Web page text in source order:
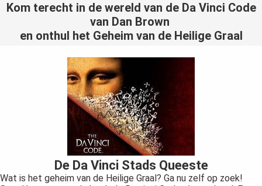
Kom terecht in de wereld van de Da Vinci Code
van Dan Brown
en onthul het Geheim van de Heilige Graal
De Da Vinci Stads Queeste
Wat is het geheim van de Heilige Graal? Ga nu zelf op zoek!